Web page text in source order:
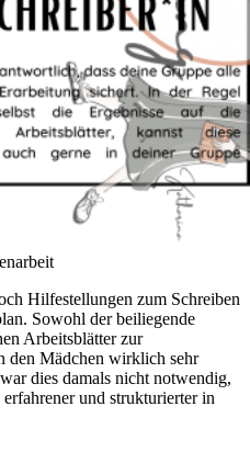
Hilfestellungen zum Schreiben
Sowohl der beiliegende
Arbeitsblätter zur
den Mädchen wirklich sehr
dies damals nicht notwendig,
und strukturierter in